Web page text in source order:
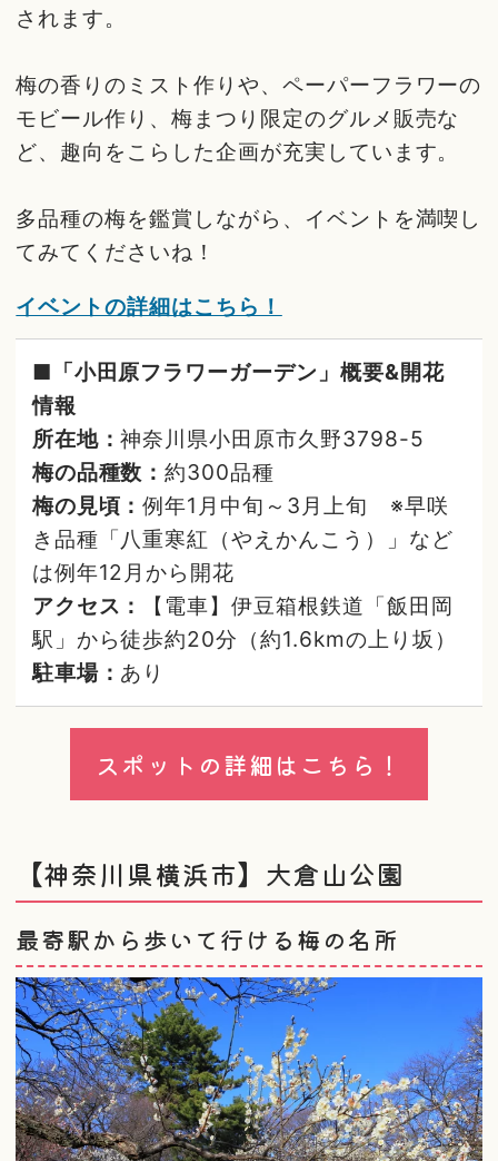
されます。
梅の香りのミスト作りや、ペーパーフラワーの
モビール作り、梅まつり限定のグルメ販売な
ど、趣向をこらした企画が充実しています。
多品種の梅を鑑賞しながら、イベントを満喫し
てみてくださいね！
イベントの詳細はこちら！
■「小田原フラワーガーデン」概要&開花
情報
所在地：神奈川県小田原市久野3798-5
梅の品種数：約300品種
梅の見頃：例年1月中旬～3月上旬 ※早咲
き品種「八重寒紅（やえかんこう）」など
は例年12月から開花
アクセス：
【電車】伊豆箱根鉄道「飯田岡
駅」から徒歩約20分（約1.6kmの上り坂）
駐車場： あり
スポットの詳細はこちら！
【神奈川県横浜市】大倉山公園
最寄駅から歩いて行ける梅の名所